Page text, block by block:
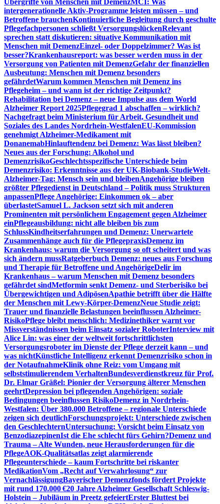
Übergriffe von Menschen mit DemenzMCI: Was
intergenerationelle Aktiv-Programme leisten müssen – und
Betroffene brauchenKontinuierliche Begleitung durch geschulte
Pflegefachpersonen schließt VersorgungslückenRelevant
sprechen statt diskutieren: situative Kommunikation mit
Menschen mit DemenzEinzel- oder Doppelzimmer? Was ist
besser?Krankenhausreport: was besser werden muss in der
Versorgung von Patienten mit DemenzGefahr der finanziellen
Ausbeutung: Menschen mit Demenz besonders
gefährdetWarum kommen Menschen mit Demenz ins
Pflegeheim – und wann ist der richtige Zeitpunkt?
Rehabilitation bei Demenz – neue Impulse aus dem World
Alzheimer Report 2025Pflegegrad 1 abschaffen – wirklich?
Nachgefragt beim Ministerium für Arbeit, Gesundheit und
Soziales des Landes Nordrhein-WestfalenEU-Kommission
genehmigt Alzheimer-Medikament mit
DonanemabHinlauftendenz bei Demenz: Was lässt bleiben?
Neues aus der Forschung: Alkohol und
DemenzrisikoGeschlechtsspezifische Unterschiede beim
Demenzrisiko: Erkenntnisse aus der UK-Biobank-StudieWelt-
Alzheimer-Tag: Mensch sein und bleibenAngehörige bleiben
größter Pflegedienst in Deutschland – Politik muss Strukturen
anpassenPflege Angehörige: Einkommen ok – aber
überlastetSamuel L. Jackson setzt sich mit anderen
Prominenten mit persönlichem Engagement gegen Alzheimer
einPflegeausbildung: nicht alle bleiben bis zum
SchlussKindheitserfahrungen und Demenz: Unerwartete
Zusammenhänge auch für die PflegepraxisDemenz im
Krankenhaus: warum die Versorgung so oft scheitert und was
sich ändern mussRatgeberbuch Demenz: neues aus Forschung
und Therapie für Betroffene und AngehörigeDelir im
Krankenhaus – warum Menschen mit Demenz besonders
gefährdet sindMetformin senkt Demenz- und Sterberisiko bei
Übergewichtigen und AdipösenApathie betrifft über die Hälfte
der Menschen mit Lewy-Körper-DemenzNeue Studie zeigt:
Trauer und finanzielle Belastungen beeinflussen Alzheimer-
RisikoPflege bleibt menschlich: Medizinethiker warnt vor
Missverständnissen beim Einsatz sozialer RoboterInterview mit
Alice Lin: was einer der weltweit fortschrittlichsten
Versorgungsroboter im Dienste der Pflege derzeit kann – und
was nichtKünstliche Intelligenz erkennt Demenzrisiko schon in
der NotaufnahmeKlinik ohne Reiz: vom Umgang mit
selbststimulierendem VerhaltenBundesverdienstkreuz für Prof.
Dr. Elmar Gräßel: Pionier der Versorgung älterer Menschen
geehrtDepression bei pflegenden Angehörigen: soziale
Bedingungen beeinflussen RisikoDemenz in Nordrhein-
Westfalen: Über 380.000 Betroffene – regionale Unterschiede
zeigen sich deutlichForschungsprojekt: Unterschiede zwischen
den GeschlechternUntersuchung: Vorsicht beim Einsatz von
BenzodiazepinenIst die Ehe schlecht fürs Gehirn?Demenz und
Trauma – Alte Wunden, neue Herausforderungen für die
PflegeAOK-Qualitätsatlas zeigt alarmierende
Pflegeunterschiede – kaum Fortschritte bei riskanter
MedikationVom „Recht auf Verwahrlosung“ zur
VernachlässigungBayerischer Demenzfonds fördert Projekte
mit rund 170.000 €20 Jahre Alzheimer Gesellschaft Schleswig-
Holstein – Jubiläum in Preetz gefeiertErster Bluttest bei